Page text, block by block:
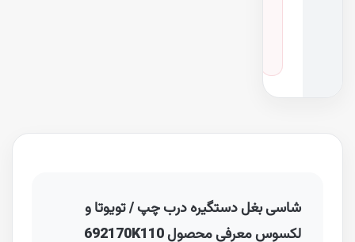
شاسی بغل دستگیره درب چپ / تویوتا و
لکسوس معرفی محصول 692170K110